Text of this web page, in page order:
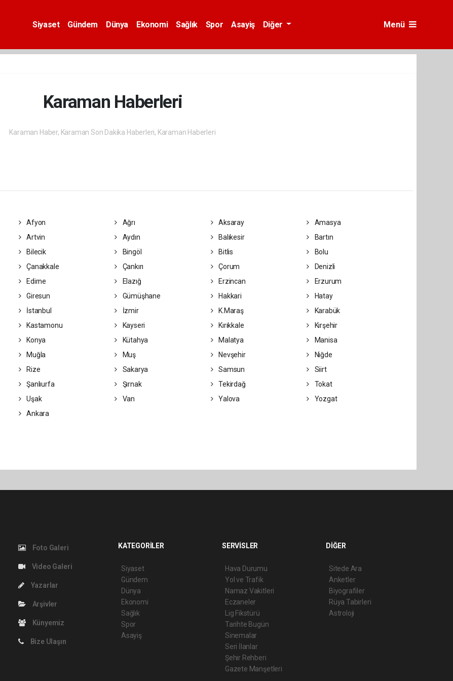
Siyaset Gündem Dünya Ekonomi Sağlık Spor Asayiş Diğer Menü
Karaman Haberleri
Karaman Haber, Karaman Son Dakika Haberleri, Karaman Haberleri
Afyon Ağrı Aksaray
Amasya
Artvin Aydın Balıkesir
Bartın
Bilecik Bingöl Bitlis
Bolu
Çanakkale Çankırı Çorum
Denizli
Edirne Elazığ Erzincan
Erzurum
Giresun Gümüşhane Hakkari
Hatay
İstanbul İzmir K.Maraş
Karabük
Kastamonu Kayseri Kırıkkale
Kırşehir
Konya Kütahya Malatya
Manisa
Muğla Muş Nevşehir
Niğde
Rize Sakarya Samsun
Siirt
Şanlıurfa Şırnak Tekirdağ
Tokat
Uşak Van Yalova
Yozgat
Ankara
Foto Galeri
Video Galeri
Yazarlar
Arşivler
Künyemiz
Bize Ulaşın
KATEGORİLER
Siyaset
Gündem
Dünya
Ekonomi
Sağlık
Spor
Asayiş
SERVİSLER
Hava Durumu
Yol ve Trafik
Namaz Vakitleri
Eczaneler
Lig Fikstürü
Tarihte Bugün
Sinemalar
Seri İlanlar
Şehir Rehberi
Gazete Manşetleri
DİĞER
Sitede Ara
Anketler
Biyografiler
Rüya Tabirleri
Astroloji